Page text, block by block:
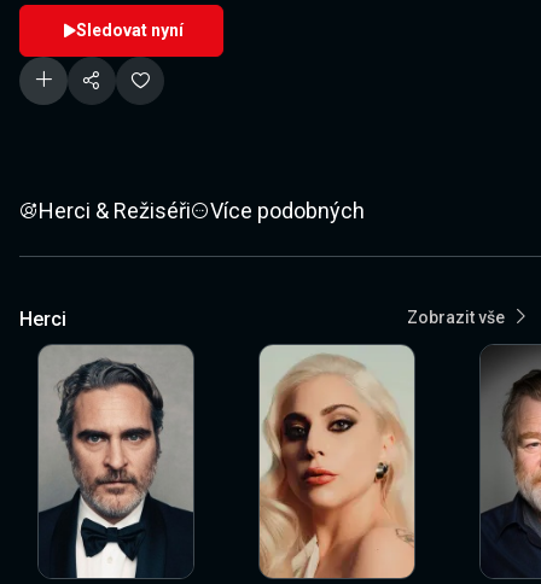
Sledovat nyní
Herci & Režiséři Více podobných
Herci Zobrazit vše